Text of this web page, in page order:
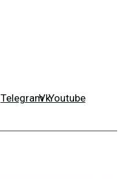
TelegramVkYoutube